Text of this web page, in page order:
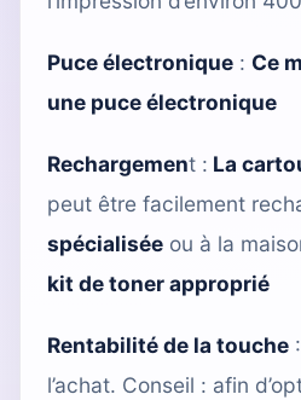
Puce électronique : Ce
une puce électronique
Rechargement : La
peut être facilement
spécialisée ou à la
kit de toner approprié
Rentabilité de la touche
l’achat. Conseil : afin